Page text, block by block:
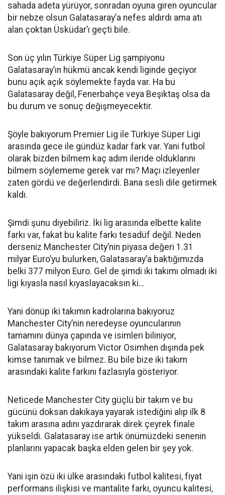
sahada adeta yürüyor, sonradan oyuna giren oyuncular
bir nebze olsun Galatasaray’a nefes aldırdı ama atı
alan çoktan Üsküdar’ı geçti bile.
Son üç yılın Türkiye Süper Lig şampiyonu
Galatasaray’ın hükmü ancak kendi liginde geçiyor
bunu açık açık söylemekte fayda var. Ha bu
Galatasaray değil, Fenerbahçe veya Beşiktaş olsa da
bu durum ve sonuç değişmeyecektir.
Şöyle bakıyorum Premier Lig ile Türkiye Süper Ligi
arasında gece ile gündüz kadar fark var. Yani futbol
olarak bizden bilmem kaç adım ileride olduklarını
bilmem söylememe gerek var mı? Maçı izleyenler
zaten gördü ve değerlendirdi. Bana sesli dile getirmek
kaldı.
Şimdi şunu diyebiliriz. İki lig arasında elbette kalite
farkı var, fakat bu kalite farkı tesadüf değil. Neden
derseniz Manchester City’nin piyasa değeri 1.31
milyar Euro’yu bulurken, Galatasaray’a baktığımızda
belki 377 milyon Euro. Gel de şimdi iki takımı olmadı iki
ligi kıyasla nasıl kıyaslayacaksın ki…
Yani dönüp iki takımın kadrolarına bakıyoruz
Manchester City’nin neredeyse oyuncularının
tamamını dünya çapında ve isimleri biliniyor,
Galatasaray bakıyorum Victor Osimhen dışında pek
kimse tanımak ve bilmez. Bu bile bize iki takım
arasındaki kalite farkını fazlasıyla gösteriyor.
Neticede Manchester City güçlü bir takım ve bu
gücünü doksan dakikaya yayarak istediğini alıp ilk 8
takım arasına adını yazdırarak direk çeyrek finale
yükseldi. Galatasaray ise artık önümüzdeki senenin
planlarını yapacak başka elden gelen bir şey yok.
Yani işin özü iki ülke arasındaki futbol kalitesi, fiyat
performans ilişkisi ve mantalite farkı, oyuncu kalitesi,